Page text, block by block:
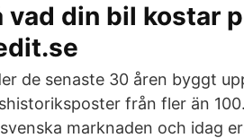
vad din bil kostar
de senaste 30 åren byggt
från fler än
svenska marknaden och idag